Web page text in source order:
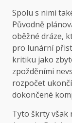
Spolu s nimi
Původně
oběžné dráze,
pro lunární
kritiku jako
zpožděními
rozpočet
dokončené
Tyto škrty však